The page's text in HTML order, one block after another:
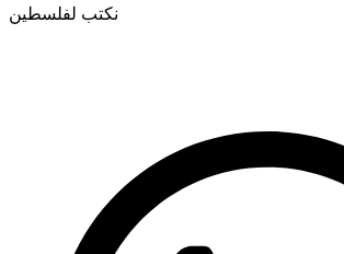
نكتب لفلسطين